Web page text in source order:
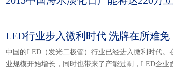
LED行业步入微利时代 洗牌在所难免
中国的LED（发光二极管）行业已经进入微利时代。
业规模开始增长，同时也带来了产能过剩，LED企业